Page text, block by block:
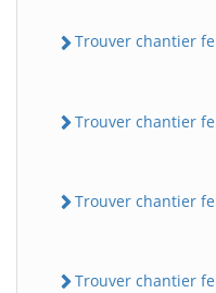
Trouver chantier
Trouver chantier
Trouver chantier
Trouver chantier